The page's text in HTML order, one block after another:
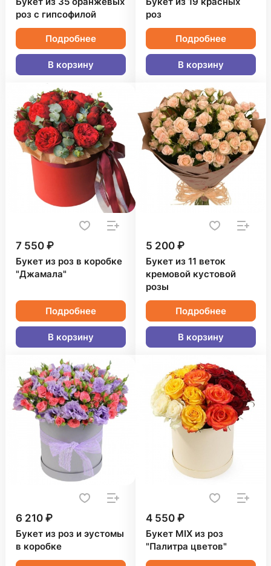
роз с гипсофилой
Подробнее
В корзину
роз
Подробнее
В корзину
7 550 ₽
Букет из роз в коробке
"Джамала"
Подробнее
В корзину
5 200 ₽
Букет из 11 веток
кремовой кустовой
розы
Подробнее
В корзину
6 210 ₽
Букет из роз и эустомы
в коробке
4 550 ₽
Букет MIX из роз
"Палитра цветов"